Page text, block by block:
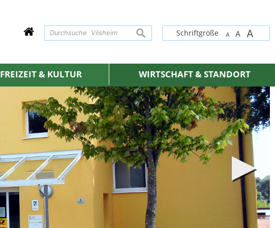
Schriftgröße A A A
suchen
FREIZEIT & KULTUR WIRTSCHAFT & STANDORT